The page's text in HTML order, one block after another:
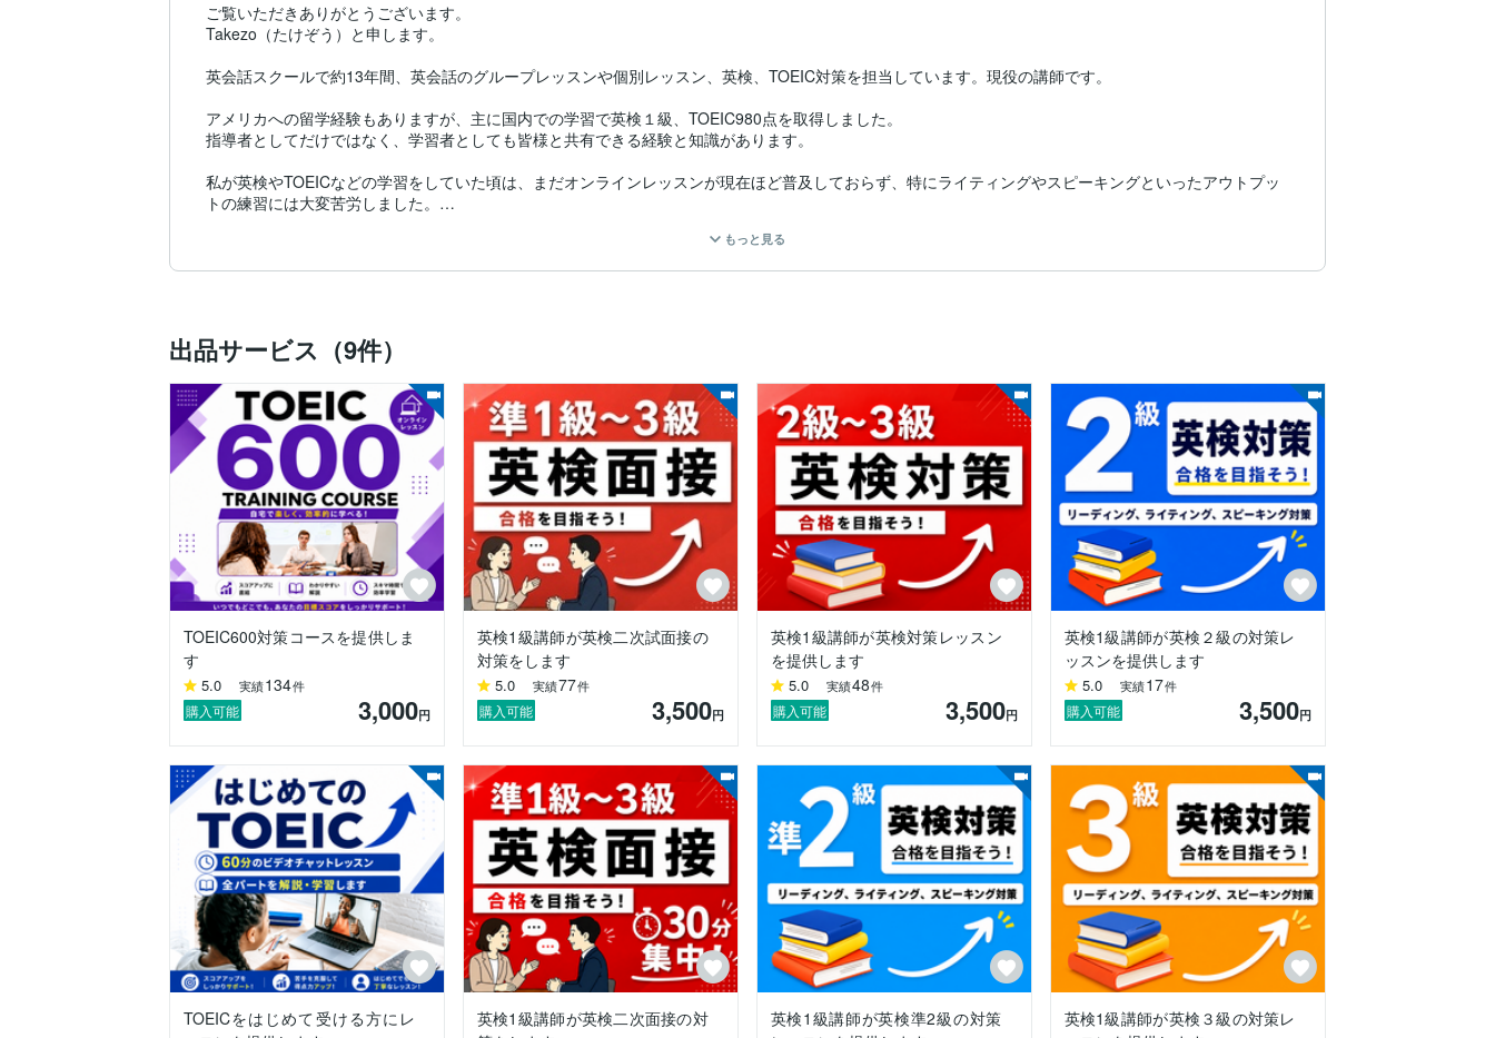
ご覧いただきありがとうございます。
Takezo（たけぞう）と申します。
英会話スクールで約13年間、英会話のグループレッスンや個別レッスン、英検、TOEIC対策を担当しています。現役の講師です。
アメリカへの留学経験もありますが、主に国内での学習で英検１級、TOEIC980点を取得しました。
指導者としてだけではなく、学習者としても皆様と共有できる経験と知識があります。
私が英検やTOEICなどの学習をしていた頃は、まだオンラインレッスンが現在ほど普及しておらず、特にライティングやスピーキングといったアウトプッ
トの練習には大変苦労しました。
自宅で好きな時間に手頃な価格で希望に沿ったレッスンを受講できたら・・・
英検、TOEIC対策、イチから英文法を学習したい、外国人との英会話には抵抗があるけど日本人なら、などなど・・・ご希望のレッスンをご提供して参り
まずはお気軽にお問い合わせください♪
【経歴・資格】
▪️2013年3月〜　大手英会話スクール講師
▪️英検１級、TOEIC980
▪️小学生から70代の方まで、個人レッスンから30名のグループレッスンまで指導経験あり
よろしくお願いします！
もっと見る
出品サービス（9件）
TOEIC600対策コースを提供しま
す
5.0 実績134件
購入可能 3,000円
英検1級講師が英検二次試面接の
対策をします
5.0 実績77件
購入可能 3,500円
英検1級講師が英検対策レッスン
を提供します
5.0 実績48件
購入可能 3,500円
英検1級講師が英検２級の対策レ
ッスンを提供します
5.0 実績17件
購入可能 3,500円
TOEICをはじめて受ける方にレ
英検1級講師が英検二次面接の対
英検1級講師が英検準2級の対策
英検1級講師が英検３級の対策レ